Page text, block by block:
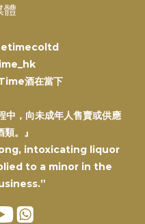
體
酒在當下
中，向未成年人售賣或供應
類。』
intoxicating liquor
to a minor in the